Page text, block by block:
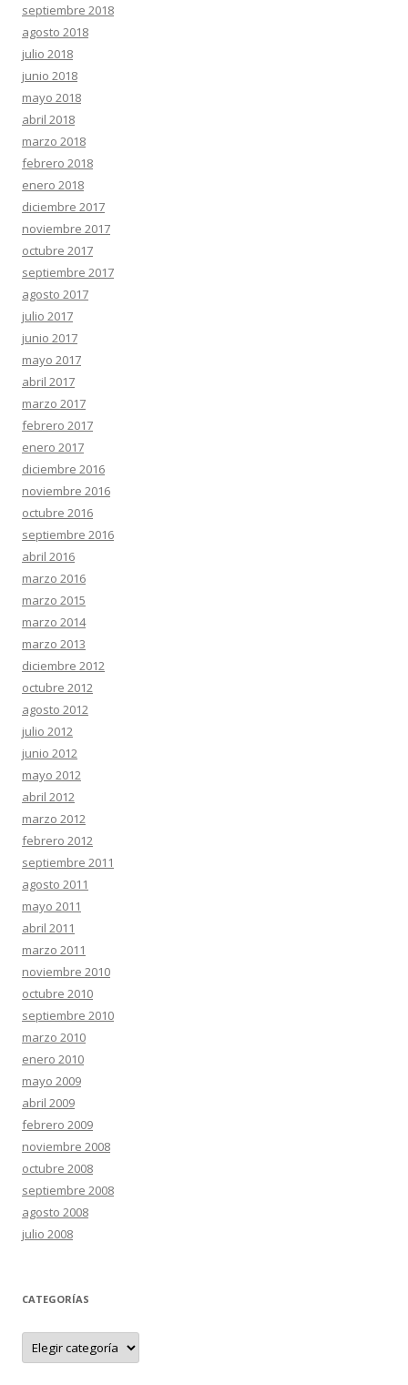
septiembre 2018
agosto 2018
julio 2018
junio 2018
mayo 2018
abril 2018
marzo 2018
febrero 2018
enero 2018
diciembre 2017
noviembre 2017
octubre 2017
septiembre 2017
agosto 2017
julio 2017
junio 2017
mayo 2017
abril 2017
marzo 2017
febrero 2017
enero 2017
diciembre 2016
noviembre 2016
octubre 2016
septiembre 2016
abril 2016
marzo 2016
marzo 2015
marzo 2014
marzo 2013
diciembre 2012
octubre 2012
agosto 2012
julio 2012
junio 2012
mayo 2012
abril 2012
marzo 2012
febrero 2012
septiembre 2011
agosto 2011
mayo 2011
abril 2011
marzo 2011
noviembre 2010
octubre 2010
septiembre 2010
marzo 2010
enero 2010
mayo 2009
abril 2009
febrero 2009
noviembre 2008
octubre 2008
septiembre 2008
agosto 2008
julio 2008
CATEGORÍAS
C
t